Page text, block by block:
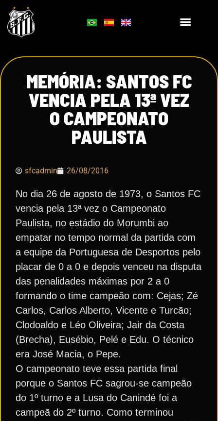
MEMÓRIA: SANTOS FC
VENCIA PELA 13ª VEZ
O CAMPEONATO
PAULISTA
sfcadmin 26/08/2016
No dia 26 de agosto de 1973, o Santos FC
vencia pela 13ª vez o Campeonato
Paulista, no estádio do Morumbi ao
empatar no tempo normal da partida com
a equipe da Portuguesa de Desportos pelo
placar de 0 a 0 e depois venceu na disputa
das penalidades máximas por 2 a 0
formando o time campeão com: Cejas; Zé
Carlos, Carlos Alberto, Vicente e Turcão;
Clodoaldo e Léo Oliveira; Jair da Costa
(Brecha), Eusébio, Pelé e Edu. O técnico
era José Macia, o Pepe.
O campeonato teve essa partida final
porque o Santos FC sagrou-se campeão
do 1º turno e a Lusa do Canindé foi a
campeã do 2º turno. Como terminou